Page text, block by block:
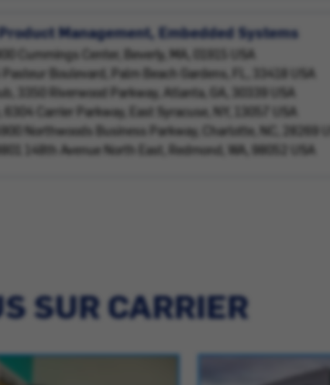
Management, Embedded Systems
Cummings Center, Beverly, MA, 01915 USA
Pasteur Boulevard, Palm Beach Gardens, FL, 33418 USA
3350 Riverwood Parkway, Atlanta, GA, 30339 USA
6304 Carrier Parkway, East Syracuse, NY, 13057 USA
Northwoods Business Parkway, Charlotte, NC, 28269
148th Avenue North East, Redmond, WA, 98052 USA
SUR CARRIER